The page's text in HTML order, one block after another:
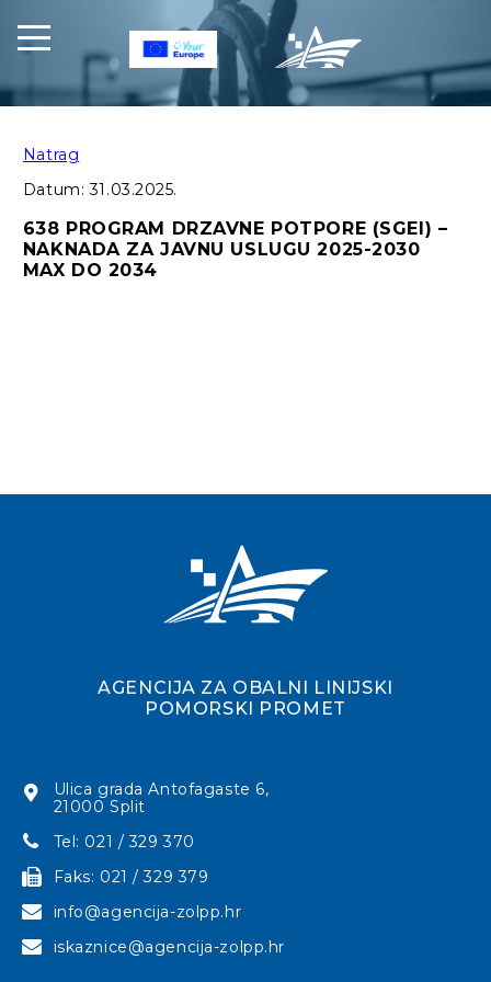
Natrag
Datum:31.03.2025.
638 PROGRAM DRZAVNE POTPORE (SGEI) –
NAKNADA ZA JAVNU USLUGU 2025-2030
MAX DO 2034
AGENCIJA ZA OBALNI LINIJSKI
POMORSKI PROMET
Ulica grada Antofagaste 6,
21000 Split
Tel: 021 / 329 370
Faks: 021 / 329 379
info@agencija-zolpp.hr
iskaznice@agencija-zolpp.hr